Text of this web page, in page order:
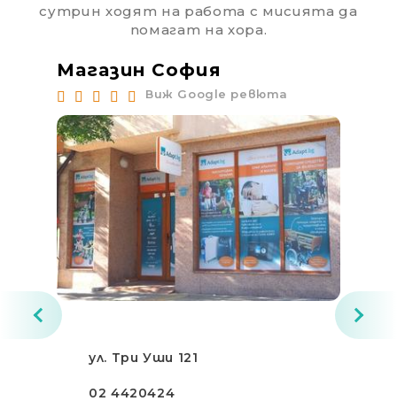
сутрин ходят на работа с мисията да
помагат на хора.
Магазин София
Виж Google ревюта
ул. Три Уши 121
02 4420424